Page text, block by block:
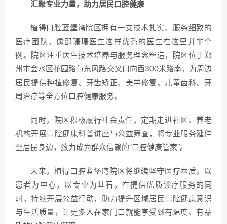
汇聚专业力量，助力居民口腔健康
植得口腔蓝堡湾院区拥有一支技术扎实、服务细致的
医疗团队，像邵珊珊医生这样优秀的医生在这里并非个
例。院区注重医生技术培养与服务理念塑造，院区位于郑
州市金水区花园路与东风路交叉口向西300米路南，为周边
居民提供种植修复、牙齿矫正、美学修复、儿童齿科、牙
周治疗等全方位口腔健康服务。
同时，院区积极履行社会责任，定期走进社区、养老
机构开展口腔健康科普讲座与公益筛查，将专业服务延伸
至居民身边，致力成为群众信赖的“口腔健康管家”。
未来，植得口腔蓝堡湾院区将继续坚守医疗本质，以
患者为中心，以专业为基石，在提供优质诊疗服务的同
时，持续开展公益行动，助力提升区域居民口腔健康意识
与生活质量，让更多人在家门口就能享受到有温度、有品